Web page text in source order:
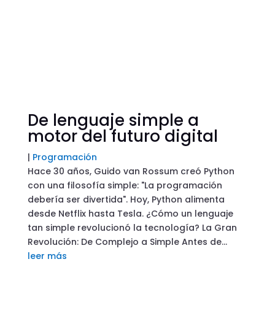
De lenguaje simple a
motor del futuro digital
| Programación
Hace 30 años, Guido van Rossum creó Python
con una filosofía simple: "La programación
debería ser divertida". Hoy, Python alimenta
desde Netflix hasta Tesla. ¿Cómo un lenguaje
tan simple revolucionó la tecnología? La Gran
Revolución: De Complejo a Simple Antes de...
leer más